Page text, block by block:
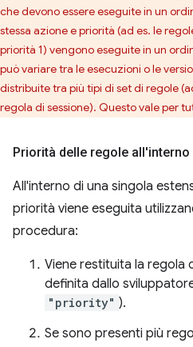
che devono essere eseguite in un
stessa azione e priorità (ad es. le
priorità 1) vengono eseguite in un
può variare tra le esecuzioni o le
distribuite tra più tipi di set di regole
regola di sessione). Questo vale per
Priorità delle regole
All'interno di una singola
priorità viene eseguita
procedura:
Viene restituita la regola
definita dallo
"priority" ).
Se sono presenti più